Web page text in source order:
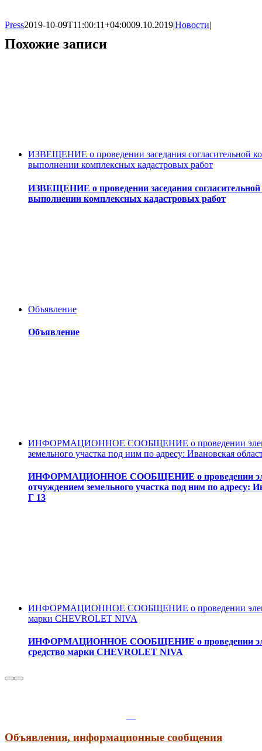
Press2019-10-09T11:00:11+04:0009.10.2019|Новости|
Похожие записи
ИЗВЕЩЕНИЕ о проведении заседания согласительной
выполнении комплексных кадастровых работ
ИЗВЕЩЕНИЕ о проведении заседания согласительной
выполнении комплексных кадастровых работ
Объявление
Объявление
ИНФОРМАЦИОННОЕ СООБЩЕНИЕ о проведении
земельного участка под ним по адресу: Ивановская
ИНФОРМАЦИОННОЕ СООБЩЕНИЕ о проведении
отчуждением земельного участка под ним по адресу:
Г 13
ИНФОРМАЦИОННОЕ СООБЩЕНИЕ о проведении
марки CHEVROLET NIVA
ИНФОРМАЦИОННОЕ СООБЩЕНИЕ о проведении
средство марки CHEVROLET NIVA
Объявления, информационные сообщения